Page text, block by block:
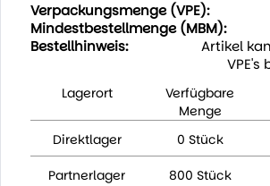
Verpackungsmenge (VPE):
Mindestbestellmenge (MBM):
Bestellhinweis:
Artikel
VPE's
Lagerort
Verfügbare
Menge
Direktlager 0 Stück
Partnerlager 800 Stück